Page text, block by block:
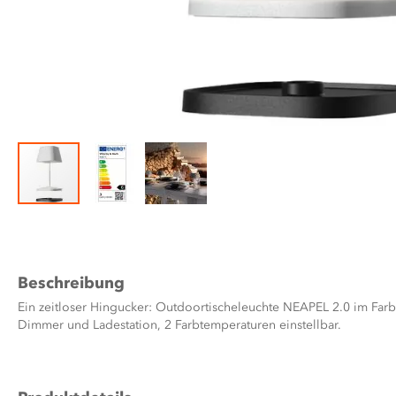
springen
Beschreibung
Ein zeitloser Hingucker: Outdoortischeleuchte NEAPEL 2.0 im
Dimmer und Ladestation, 2 Farbtemperaturen einstellbar.